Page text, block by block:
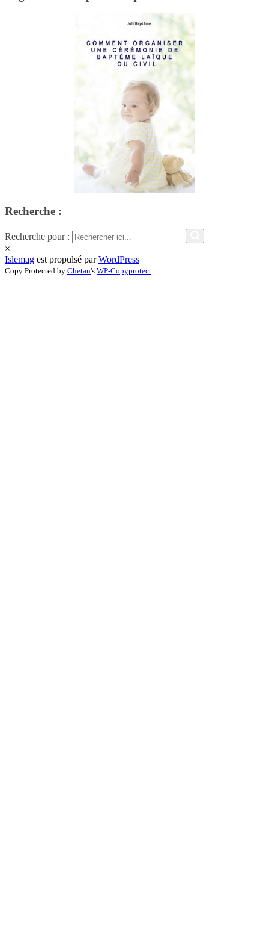
Recherche :
Recherche pour :
×
Islemag est propulsé parWordPress
Copy Protected by Chetan's WP-Copyprotect.